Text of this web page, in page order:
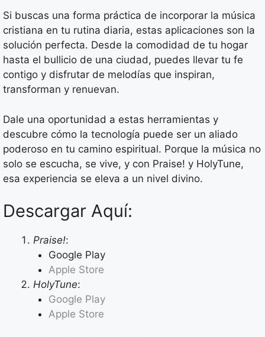
Si buscas una forma práctica de incorporar la música
cristiana en tu rutina diaria, estas aplicaciones son la
solución perfecta. Desde la comodidad de tu hogar
hasta el bullicio de una ciudad, puedes llevar tu fe
contigo y disfrutar de melodías que inspiran,
transforman y renuevan.
Dale una oportunidad a estas herramientas y
descubre cómo la tecnología puede ser un aliado
poderoso en tu camino espiritual. Porque la música no
solo se escucha, se vive, y con Praise! y HolyTune,
esa experiencia se eleva a un nivel divino.
Descargar Aquí:
Praise!:
Google Play
Apple Store
HolyTune:
Google Play
Apple Store